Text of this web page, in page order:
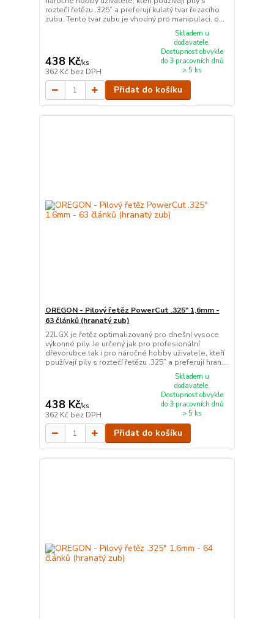
roztečí řetězu .325” a preferují kulatý tvar řezacího
zubu. Tento tvar zubu je vhodný pro manipulaci, o...
438 Kč/ks
362 Kč bez DPH
Skladem u
dodavatele.
Dostupnost obvykle
do 3 pracovních dnů
> 5 ks
Přidat do košíku
OREGON - Pilový řetěz PowerCut .325" 1,6mm -
63 článků (hranatý zub)
22LGX je řetěz optimalizovaný pro dnešní vysoce
výkonné pily. Je určený jak pro profesionální
dřevorubce tak i pro náročné hobby uživatele, kteří
používají pily s roztečí řetězu .325” a preferují hran...
438 Kč/ks
362 Kč bez DPH
Skladem u
dodavatele.
Dostupnost obvykle
do 3 pracovních dnů
> 5 ks
Přidat do košíku